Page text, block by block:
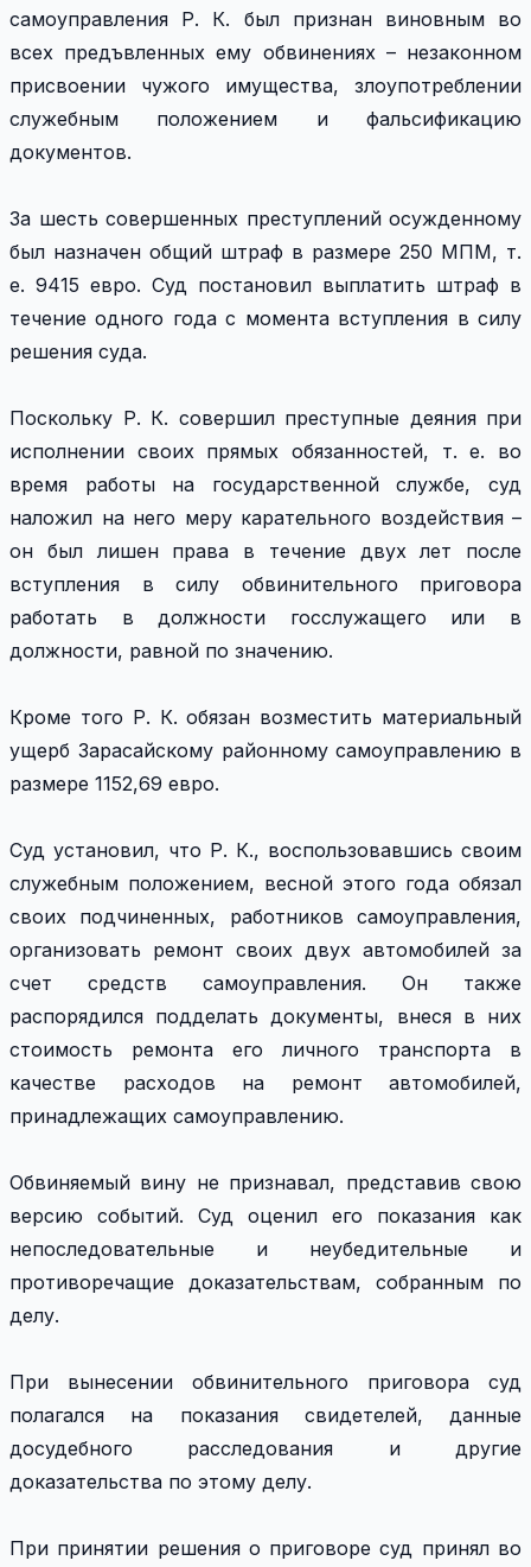
самоуправления Р. К. был признан виновным во
всех предъвленных ему обвинениях – незаконном
присвоении чужого имущества, злоупотреблении
служебным положением и фальсификацию
документов.
За шесть совершенных преступлений осужденному
был назначен общий штраф в размере 250 МПМ, т.
е. 9415 евро. Суд постановил выплатить штраф в
течение одного года с момента вступления в силу
решения суда.
Поскольку Р. К. совершил преступные деяния при
исполнении своих прямых обязанностей, т. е. во
время работы на государственной службе, суд
наложил на него меру карательного воздействия –
он был лишен права в течение двух лет после
вступления в силу обвинительного приговора
работать в должности госслужащего или в
должности, равной по значению.
Кроме того Р. К. обязан возместить материальный
ущерб Зарасайскому районному самоуправлению в
размере 1152,69 евро.
Суд установил, что Р. К., воспользовавшись своим
служебным положением, весной этого года обязал
своих подчиненных, работников самоуправления,
организовать ремонт своих двух автомобилей за
счет средств самоуправления. Он также
распорядился подделать документы, внеся в них
стоимость ремонта его личного транспорта в
качестве расходов на ремонт автомобилей,
принадлежащих самоуправлению.
Обвиняемый вину не признавал, представив свою
версию событий. Суд оценил его показания как
непоследовательные и неубедительные и
противоречащие доказательствам, собранным по
делу.
При вынесении обвинительного приговора суд
полагался на показания свидетелей, данные
досудебного расследования и другие
доказательства по этому делу.
При принятии решения о приговоре суд принял во